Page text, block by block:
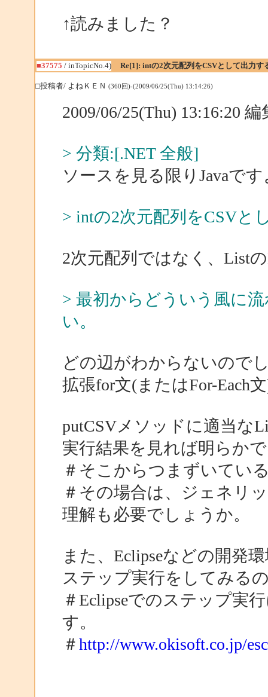
↑読みました？
■37575 / inTopicNo.4) Re[1]: intの2次元配列をCSVとして出力す
□投稿者/ よねＫＥＮ (360回)-(2009/06/25(Thu) 13:14:26)
2009/06/25(Thu) 13:16:20
> 分類:[.NET 全般]
ソースを見る限りJavaで
> intの2次元配列をCSVと
2次元配列ではなく、List
> 最初からどういう風に
い。
どの辺がわからないので
拡張for文(またはFor-Each
putCSVメソッドに適当な
実行結果を見れば明らか
＃そこからつまずいてい
＃その場合は、ジェネリ
理解も必要でしょうか。
また、Eclipseなどの開発
ステップ実行をしてみる
＃Eclipseでのステップ実
す。
＃http://www.okisoft.co.jp/